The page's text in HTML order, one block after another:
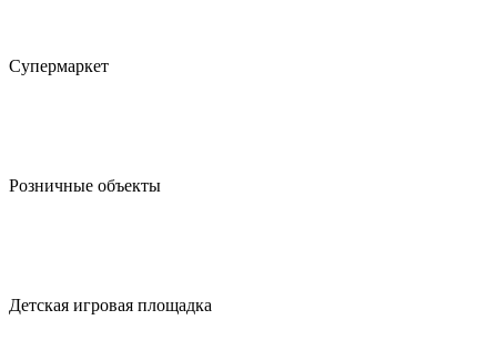
Супермаркет
Розничные объекты
Детская игровая площадка